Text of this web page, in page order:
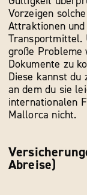
Vorzeigen
Attraktionen
Transportmittel.
große Probleme
Dokumente zu
Diese kannst du
an dem du sie
internationalen
Mallorca nicht.
Abreise)